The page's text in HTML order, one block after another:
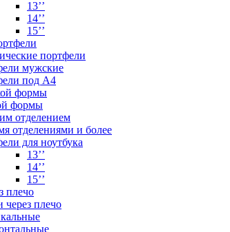
13’’
14’’
15’’
портфели
мужские
под А4
формы
формы
отделением
отделениями и более
для ноутбука
13’’
14’’
15’’
плечо
через плечо